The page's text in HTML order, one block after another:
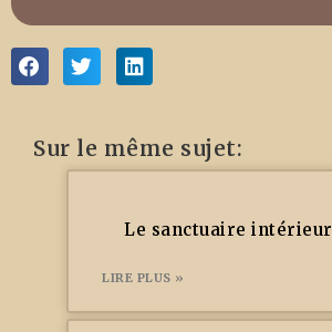
Sur le même sujet:
Le sanctuaire intérieur
LIRE PLUS »